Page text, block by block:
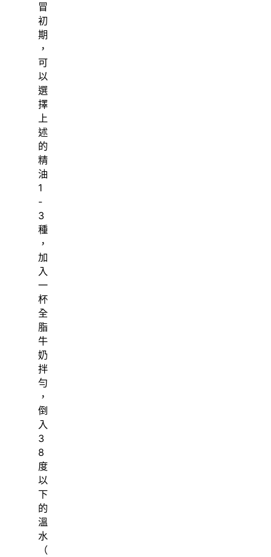
冒
初
期
，
可
以
選
擇
上
述
的
精
油
1
-
3
種
，
加
入
一
杯
全
脂
牛
奶
拌
勻
，
倒
入
3
8
度
以
下
的
溫
水
（